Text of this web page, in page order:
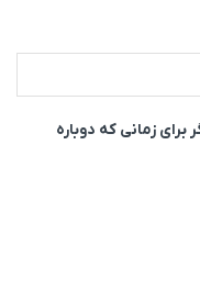
زمانی که دوباره